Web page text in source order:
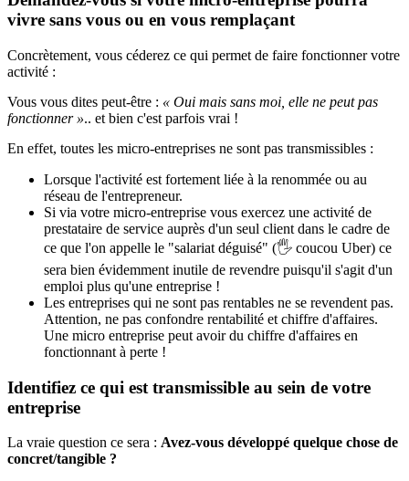
vivre sans vous ou en vous remplaçant
Concrètement, vous céderez ce qui permet de faire fonctionner votre
activité :
Vous vous dites peut-être : « Oui mais sans moi, elle ne peut pas
fonctionner ».. et bien c'est parfois vrai !
En effet, toutes les micro-entreprises ne sont pas transmissibles :
Lorsque l'activité est fortement liée à la renommée ou au
réseau de l'entrepreneur.
Si via votre micro-entreprise vous exercez une activité de
prestataire de service auprès d'un seul client dans le cadre de
ce que l'on appelle le "salariat déguisé" (🖐 coucou Uber) ce
sera bien évidemment inutile de revendre puisqu'il s'agit d'un
emploi plus qu'une entreprise !
Les entreprises qui ne sont pas rentables ne se revendent pas.
Attention, ne pas confondre rentabilité et chiffre d'affaires.
Une micro entreprise peut avoir du chiffre d'affaires en
fonctionnant à perte !
Identifiez ce qui est transmissible au sein de votre
entreprise
La vraie question ce sera : Avez-vous développé quelque chose de
concret/tangible ?